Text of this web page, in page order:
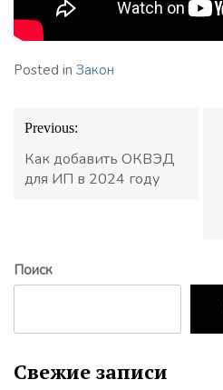
Posted in Закон
Навигация
по
записям
Previous:
Как добавить ОКВЭД
для ИП в 2024 году
Поиск
Свежие записи